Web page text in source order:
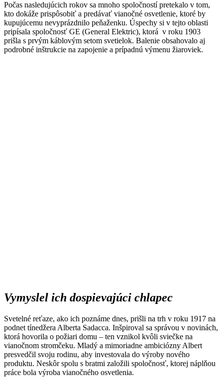
Počas nasledujúcich rokov sa mnoho spoločností pretekalo v tom,
kto dokáže prispôsobiť a predávať vianočné osvetlenie, ktoré by
kupujúcemu nevyprázdnilo peňaženku. Úspechy si v tejto oblasti
pripísala spoločnosť GE (General Elektric), ktorá v roku 1903
prišla s prvým káblovým setom svetielok. Balenie obsahovalo aj
podrobné inštrukcie na zapojenie a prípadnú výmenu žiaroviek.
Vymyslel ich dospievajúci chlapec
Svetelné reťaze, ako ich poznáme dnes, prišli na trh v roku 1917 na
podnet tínedžera Alberta Sadacca. Inšpiroval sa správou v novinách,
ktorá hovorila o požiari domu – ten vznikol kvôli sviečke na
vianočnom stromčeku. Mladý a mimoriadne ambiciózny Albert
presvedčil svoju rodinu, aby investovala do výroby nového
produktu. Neskôr spolu s bratmi založili spoločnosť, ktorej náplňou
práce bola výroba vianočného osvetlenia.